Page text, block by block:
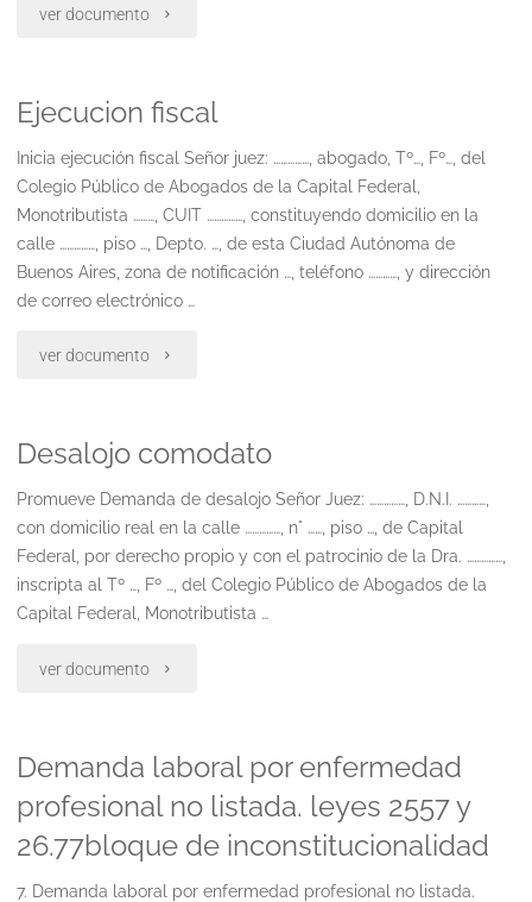
percibido
por
prestaciones
ver documento "Ius
aplicación
de
ley
26.773
trámite"
Ejecucion fiscal
Inicia ejecución fiscal Señor juez: ……………, abogado, Tº…, Fº…, del
Colegio Público de Abogados de la Capital Federal,
Monotributista ………, CUIT ……………, constituyendo domicilio en la
calle ……………, piso …, Depto. …, de esta Ciudad Autónoma de
Buenos Aires, zona de notificación …, teléfono …………, y dirección
de correo electrónico …
ver documento "Ejecucion
Desalojo comodato
Promueve Demanda de desalojo Señor Juez: ……………, D.N.I. …………,
con domicilio real en la calle ……………, n° ……, piso …, de Capital
Federal, por derecho propio y con el patrocinio de la Dra. ……………,
inscripta al Tº …, Fº …, del Colegio Público de Abogados de la
Capital Federal, Monotributista …
ver documento "Desalojo
Demanda laboral por enfermedad
profesional no listada. leyes 2557 y
26.77bloque de inconstitucionalidad
7. Demanda laboral por enfermedad profesional no listada.